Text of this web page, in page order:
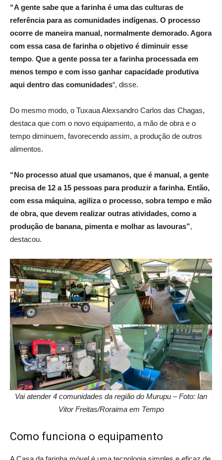
“A gente sabe que a farinha é uma das culturas de
referência para as comunidades indígenas. O processo
ocorre de maneira manual, normalmente demorado. Agora
com essa casa de farinha o objetivo é diminuir esse
tempo. Que a gente possa ter a farinha processada em
menos tempo e com isso ganhar capacidade produtiva
aqui dentro das comunidades“, disse.
Do mesmo modo, o Tuxaua Alexsandro Carlos das Chagas,
destaca que com o novo equipamento, a mão de obra e o
tempo diminuem, favorecendo assim, a produção de outros
alimentos.
“No processo atual que usamanos, que é manual, a gente
precisa de 12 a 15 pessoas para produzir a farinha. Então,
com essa máquina, agiliza o processo, sobra tempo e mão
de obra, que devem realizar outras atividades, como a
produção de banana, pimenta e molhar as lavouras”,
destacou.
Vai atender 4 comunidades da região do Murupu – Foto: Ian
Vitor Freitas/Roraima em Tempo
Como funciona o equipamento